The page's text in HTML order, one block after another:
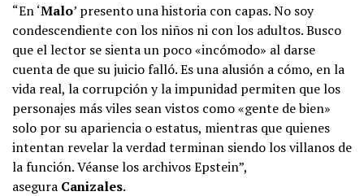
“En ‘Malo’ presento una historia con capas. No soy
condescendiente con los niños ni con los adultos. Busco
que el lector se sienta un poco «incómodo» al darse
cuenta de que su juicio falló. Es una alusión a cómo, en la
vida real, la corrupción y la impunidad permiten que los
personajes más viles sean vistos como «gente de bien»
solo por su apariencia o estatus, mientras que quienes
intentan revelar la verdad terminan siendo los villanos de
la función. Véanse los archivos Epstein”,
asegura Canizales.